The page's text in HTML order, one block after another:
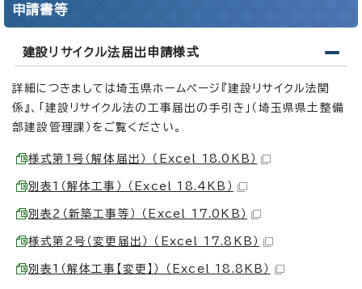
申請書等
建設リサイクル法届出申請様式
詳細につきましては埼玉県ホームページ『建設リサイクル法関
係』、「建設リサイクル法の工事届出の手引き」（埼玉県県土整備
部建設管理課）をご覧ください。
様式第1号（解体届出） （Excel 18.0KB）
別表1（解体工事） （Excel 18.4KB）
別表2（新築工事等） （Excel 17.0KB）
様式第2号（変更届出） （Excel 17.8KB）
別表1（解体工事【変更】） （Excel 18.8KB）